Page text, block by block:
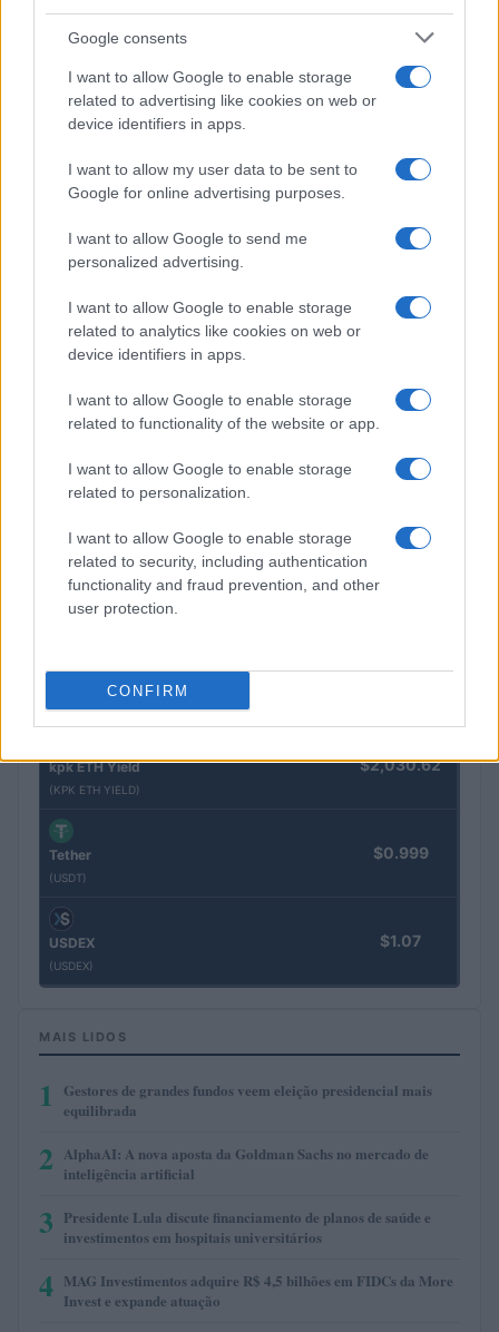
Google consents
I want to allow Google to enable storage
related to advertising like cookies on web or
device identifiers in apps.
I want to allow my user data to be sent to
Google for online advertising purposes.
I want to allow Google to send me
personalized advertising.
I want to allow Google to enable storage
related to analytics like cookies on web or
device identifiers in apps.
I want to allow Google to enable storage
related to functionality of the website or app.
I want to allow Google to enable storage
related to personalization.
I want to allow Google to enable storage
related to security, including authentication
functionality and fraud prevention, and other
user protection.
CONFIRM
COTAÇÕES CRYPTO
Nome Preço
(KBTC)
Eureka Bridged PAX Gold (Terra
(PAXG)
$4,205.78
JDB
(JDB)
$0.022
kpk ETH Prime $2,034.90
SyBTC
Bitcoin
(BTC)
$64,219.00
$1,901.57
kpk ETH Yield
(KPK ETH YIELD)
$2,030.62
Tether
(USDT)
$0.999
USDEX
(USDEX)
$1.07
MAIS LIDOS
1
Gestores de grandes fundos veem eleição presidencial mais
equilibrada
2 AlphaAI: A nova aposta da Goldman Sachs no mercado de
inteligência artificial
3 Presidente Lula discute financiamento de planos de saúde e
investimentos em hospitais universitários
4 MAG Investimentos adquire R$ 4,5 bilhões em FIDCs da More
Invest e expande atuação